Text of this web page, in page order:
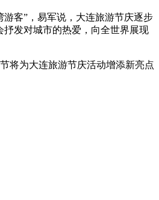
客”，易军说，大连旅游节庆逐步
发对城市的热爱，向全世界展现
将为大连旅游节庆活动增添新亮点